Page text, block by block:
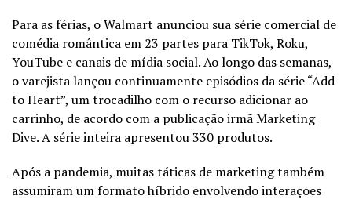
Para as férias, o Walmart anunciou sua série comercial de
comédia romântica em 23 partes para TikTok, Roku,
YouTube e canais de mídia social. Ao longo das semanas,
o varejista lançou continuamente episódios da série “Add
to Heart”, um trocadilho com o recurso adicionar ao
carrinho, de acordo com a publicação irmã Marketing
Dive. A série inteira apresentou 330 produtos.
Após a pandemia, muitas táticas de marketing também
assumiram um formato híbrido envolvendo interações